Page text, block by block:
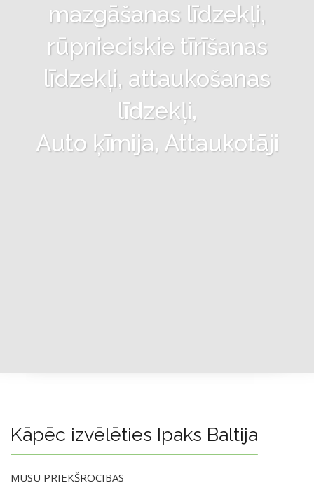
mazgāšanas līdzekļi,
rūpnieciskie tīrīšanas
līdzekļi, attaukošanas
līdzekļi,
Auto ķīmija, Attaukotāji
Kāpēc izvēlēties Ipaks Baltija
MŪSU PRIEKŠROCĪBAS